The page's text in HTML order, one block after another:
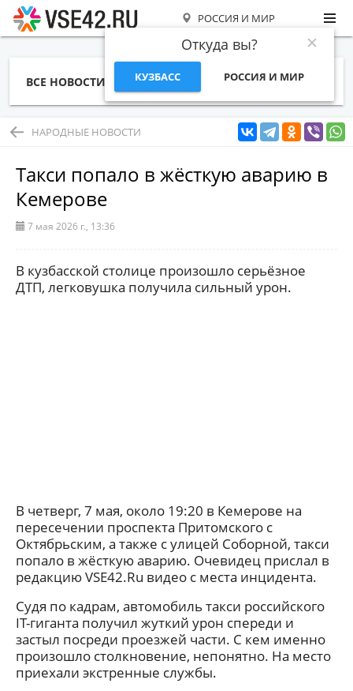
РОССИЯ И МИР
Откуда вы?
КУЗБАСС РОССИЯ И МИР
ВСЕ НОВОСТИ СТАТЬИ ТЕМЫ ФОТО
НАРОДНЫЕ НОВОСТИ
Такси попало в жёсткую аварию в
Кемерове
7 мая 2026 г., 13:36
В кузбасской столице произошло серьёзное
ДТП, легковушка получила сильный урон.
В четверг, 7 мая, около 19:20 в Кемерове на
пересечении проспекта Притомского с
Октябрьским, а также с улицей Соборной, такси
попало в жёсткую аварию. Очевидец прислал в
редакцию VSE42.Ru видео с места инцидента.
Судя по кадрам, автомобиль такси российского
IT-гиганта получил жуткий урон спереди и
застыл посреди проезжей части. С кем именно
произошло столкновение, непонятно. На место
приехали экстренные службы.